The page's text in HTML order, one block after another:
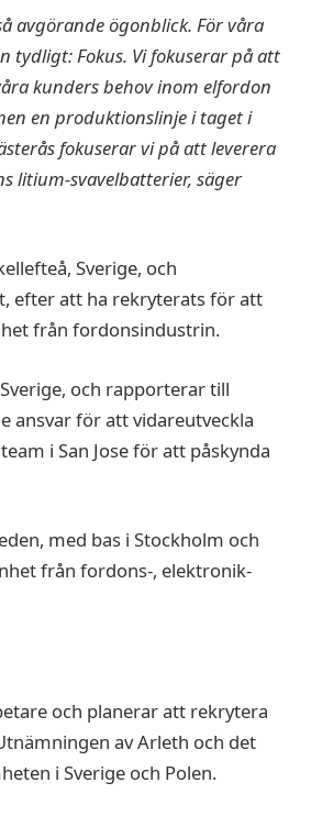
avgörande ögonblick. För våra
tydligt: Fokus. Vi fokuserar på att
kunders behov inom elfordon
en produktionslinje i taget i
fokuserar vi på att leverera
litium-svavelbatterier, säger
Sverige, och
efter att ha rekryterats för att
från fordonsindustrin.
och rapporterar till
ansvar för att vidareutveckla
i San Jose för att påskynda
med bas i Stockholm och
från fordons-, elektronik-
och planerar att rekrytera
av Arleth och det
i Sverige och Polen.